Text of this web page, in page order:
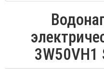
3W50VH1